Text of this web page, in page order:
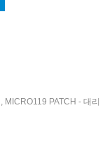
MICRO119 PATCH - 대리